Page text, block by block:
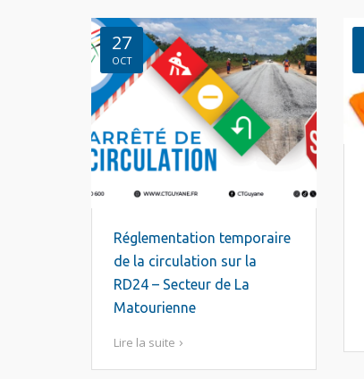
27
OCT
Réglementation temporaire
de la circulation sur la
RD24 – Secteur de La
Matourienne
Lire la suite